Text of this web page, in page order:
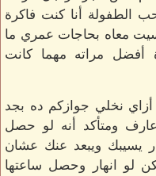
الطفولة أنا كنت فاكرة
معاه بحاجات عمري ما
أفضل مراته مهما كانت
نخلي جوازكم ده بجد
ومتأكد أنه لو حصل
يسيبك ويبعد عنك عشان
لو انهار وحصل ساعتها